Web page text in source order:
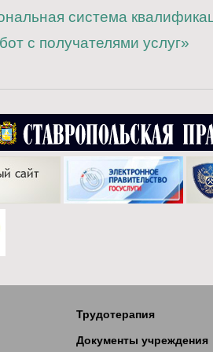
система
с получателями услуг»
Трудотерапия
Документы учреждения